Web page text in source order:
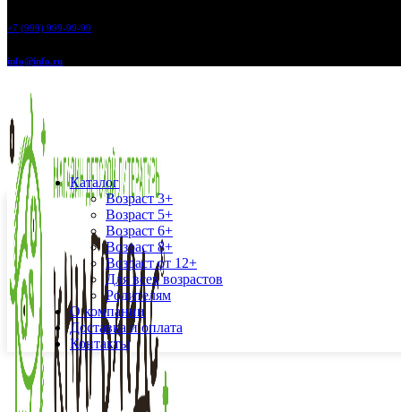
+7 (999) 999-99-99
info@info.ru
Каталог
Возраст 3+
Возраст 5+
Возраст 6+
Возраст 8+
Возраст от 12+
Для всех возрастов
Родителям
О компании
Доставка и оплата
Контакты